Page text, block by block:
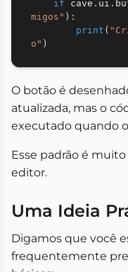
if cave . ui .
migos" ) :
print (
o" )
O botão é
atualizada, mas o
executado quando
Esse padrão é
editor.
Uma Ideia
Digamos que você
frequentemente